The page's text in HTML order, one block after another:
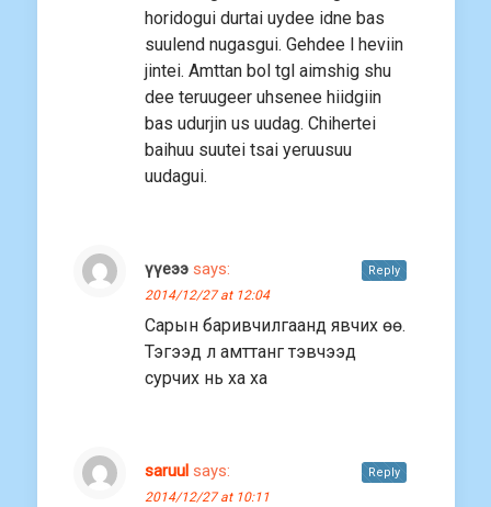
horidogui durtai uydee idne bas
suulend nugasgui. Gehdee l heviin
jintei. Amttan bol tgl aimshig shu
dee teruugeer uhsenee hiidgiin
bas udurjin us uudag. Chihertei
baihuu suutei tsai yeruusuu
uudagui.
үүеээ says:
2014/12/27 at 12:04
Сарын баривчилгаанд явчих өө.
Тэгээд л амттанг тэвчээд
сурчих нь ха ха
Reply
saruul says:
2014/12/27 at 10:11
Reply